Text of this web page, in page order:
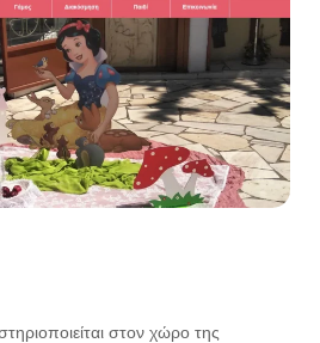
στον χώρο της